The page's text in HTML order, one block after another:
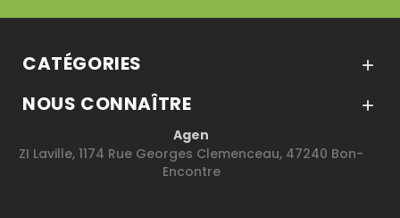
CATÉGORIES 
NOUS CONNAÎTRE

Agen
ZI Laville, 1174 Rue Georges Clemenceau, 47240 Bon-
Encontre